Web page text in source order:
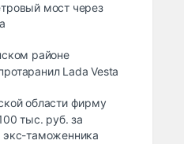
мост через
районе
Lada Vesta
области фирму
тыс. руб. за
экс-таможенника